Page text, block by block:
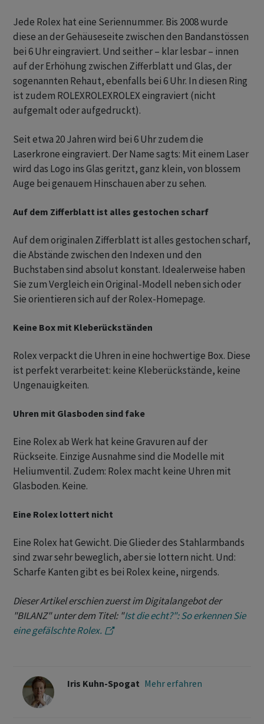
Jede Rolex hat eine Seriennummer. Bis 2008 wurde
diese an der Gehäuseseite zwischen den Bandanstössen
bei 6 Uhr eingraviert. Und seither – klar lesbar – innen
auf der Erhöhung zwischen Zifferblatt und Glas, der
sogenannten Rehaut, ebenfalls bei 6 Uhr. In diesen Ring
ist zudem ROLEXROLEXROLEX eingraviert (nicht
aufgemalt oder aufgedruckt).
Seit etwa 20 Jahren wird bei 6 Uhr zudem die
Laserkrone eingraviert. Der Name sagts: Mit einem Laser
wird das Logo ins Glas geritzt, ganz klein, von blossem
Auge bei genauem Hinschauen aber zu sehen.
Auf dem Zifferblatt ist alles gestochen scharf
Auf dem originalen Zifferblatt ist alles gestochen scharf,
die Abstände zwischen den Indexen und den
Buchstaben sind absolut konstant. Idealerweise haben
Sie zum Vergleich ein Original-Modell neben sich oder
Sie orientieren sich auf der Rolex-Homepage.
Keine Box mit Kleberückständen
Rolex verpackt die Uhren in eine hochwertige Box. Diese
ist perfekt verarbeitet: keine Kleberückstände, keine
Ungenauigkeiten.
Uhren mit Glasboden sind fake
Eine Rolex ab Werk hat keine Gravuren auf der
Rückseite. Einzige Ausnahme sind die Modelle mit
Heliumventil. Zudem: Rolex macht keine Uhren mit
Glasboden. Keine.
Eine Rolex lottert nicht
Eine Rolex hat Gewicht. Die Glieder des Stahlarmbands
sind zwar sehr beweglich, aber sie lottern nicht. Und:
Scharfe Kanten gibt es bei Rolex keine, nirgends.
Dieser Artikel erschien zuerst im Digitalangebot der
"BILANZ" unter dem Titel: "Ist die echt?": So erkennen Sie
eine gefälschte Rolex.
Iris Kuhn-Spogat Mehr erfahren